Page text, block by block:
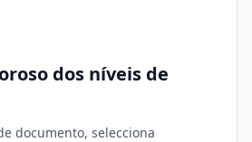
dos níveis de
documento, selecciona